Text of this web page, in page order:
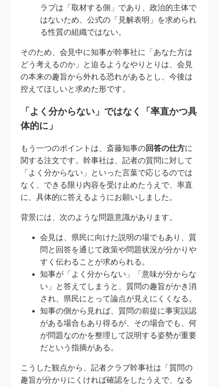
ラブは「取材する側」であり、政治的主体で
はないため、公式の「見解表明」を求められ
る性質の組織ではない。
そのため、会見中に知事が幹事社に「あなた方は
どう考えるのか」と迫るようなやりとりは、会見
の本来の趣旨から外れる恐れがあるとし、今後は
控えてほしいと求めた形です。
「よく分からない」ではなく「率直かつ具
体的に」
もう一つのポイントは、斎藤知事の回答の仕方に
関する注文です。幹事社は、記者の質問に対して
「よく分からない」といった言葉で応じるのでは
なく、できる限り内容を受け止めたうえで、率直
に、具体的に答えるようにお願いしました。
背景には、次のような問題意識があります。
会見は、県民に向けた説明の場でもあり、質
問と回答を通じて政策や問題状況が分かりや
すく伝わることが求められる。
知事が「よく分からない」「意味が分からな
い」と答えてしまうと、質問の趣旨がかき消
され、県民にとって論点が見えにくくなる。
知事の側から見れば、質問の前提に事実誤認
がある場合もあり得るが、その場合でも、何
が問題なのかを整理して説明する姿勢が重要
だという指摘がある。
こうした観点から、記者クラブ幹事社は「質問の
趣旨が分かりにくければ確認をしたうえで、なる